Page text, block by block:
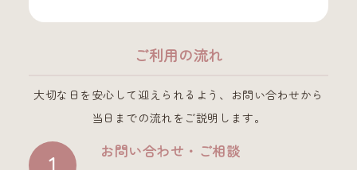
ご利用の流れ
大切な日を安心して迎えられるよう、お問い合わせから
当日までの流れをご説明します。
お問い合わせ・ご相談